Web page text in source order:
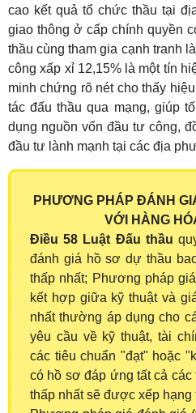
cao kết quả tổ chức thầu tại
giao thông ở cấp chính quyền
thầu cùng tham gia cạnh tranh
công xấp xỉ 12,15% là một tín
minh chứng rõ nét cho thấy
tác đấu thầu qua mạng, giúp
dụng nguồn vốn đầu tư công,
đầu tư lành mạnh tại các địa
PHƯƠNG PHÁP ĐÁNH
VỚI HÀNG
Điều 58 Luật Đấu thầu
đánh giá hồ sơ dự thầu
thấp nhất; Phương pháp
kết hợp giữa kỹ thuật và
nhất thường áp dụng cho
yêu cầu về kỹ thuật, tài
các tiêu chuẩn "đạt" hoặc
có hồ sơ đáp ứng tất cả
thấp nhất sẽ được xếp hạng